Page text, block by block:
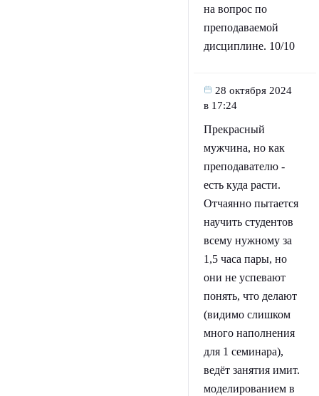
на вопрос по
преподаваемой
дисциплине. 10/10
28 октября 2024
в 17:24
Прекрасный
мужчина, но как
преподавателю -
есть куда расти.
Отчаянно пытается
научить студентов
всему нужному за
1,5 часа пары, но
они не успевают
понять, что делают
(видимо слишком
много наполнения
для 1 семинара),
ведёт занятия имит.
моделированием в